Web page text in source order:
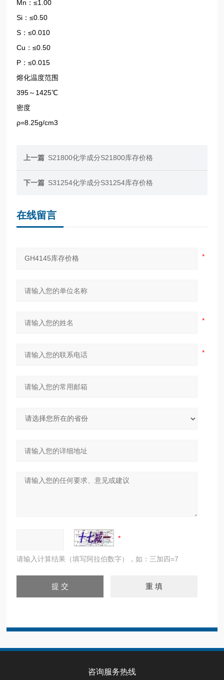
Mn：≤1.00
Si：≤0.50
S：≤0.010
Cu：≤0.50
P：≤0.015
熔化温度范围
395～1425℃
密度
ρ=8.25g/cm3
上一篇 S21800化学成分S21800库存价格
下一篇 S31254化学成分S31254库存价格
在线留言
请输入计算结果（填写阿拉伯数字），如：三加四=7
咨询服务热线